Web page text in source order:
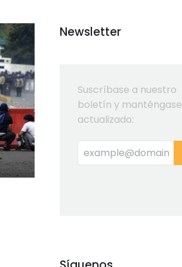
Newsletter
Suscríbase a nuestro
boletín y manténgase
actualizado: